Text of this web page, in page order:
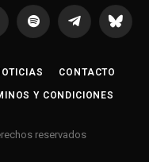
Spotify Telegrama
CONTACTO
Y CONDICIONES
reservados